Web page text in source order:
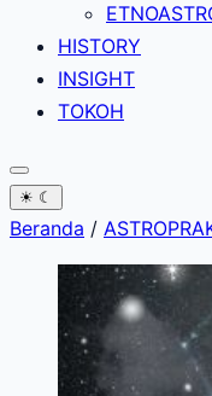
HISTORY
INSIGHT
TOKOH
☀ ☾
Beranda /